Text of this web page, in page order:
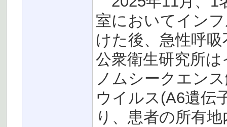
室においてイン
けた後、急性呼
公衆衛生研究所
ノムシークエン
ウイルス(A6遺伝
り、患者の所有